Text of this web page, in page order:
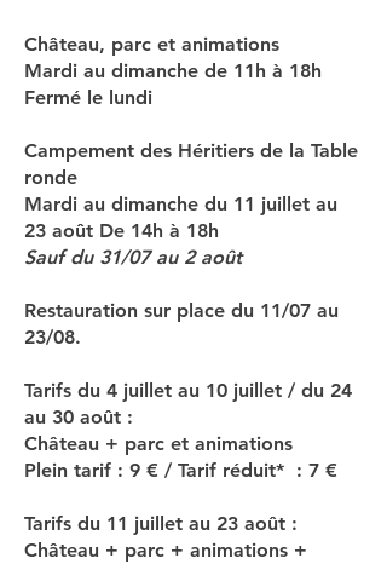
Château, parc et animations
Mardi au dimanche de 11h à 18h
Fermé le lundi
Campement des Héritiers de la Table
ronde
Mardi au dimanche du 11 juillet au
23 août De 14h à 18h
Sauf du 31/07 au 2 août
Restauration sur place du 11/07 au
23/08.
Tarifs du 4 juillet au 10 juillet / du 24
au 30 août :
Château + parc et animations
Plein tarif : 9 € / Tarif réduit* : 7 €
Tarifs du 11 juillet au 23 août :
Château + parc + animations +